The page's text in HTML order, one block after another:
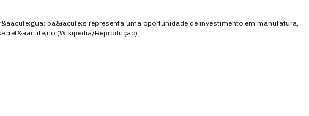
pa&iacute;s representa uma oportunidade de investimento em manufatura,
(Wikipedia/Reprodução)